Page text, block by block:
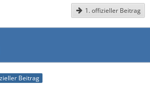
1. offizieller Beitrag
Beitrag